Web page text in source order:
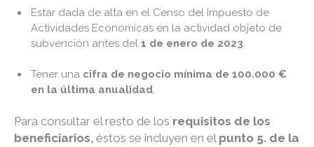
Estar dada de alta en el Censo del Impuesto de
Actividades Económicas en la actividad objeto de
subvención antes del 1 de enero de 2023.
Tener una cifra de negocio mínima de 100.000 €
en la última anualidad.
Para consultar el resto de los requisitos de los
beneficiarios, éstos se incluyen en el punto 5. de la